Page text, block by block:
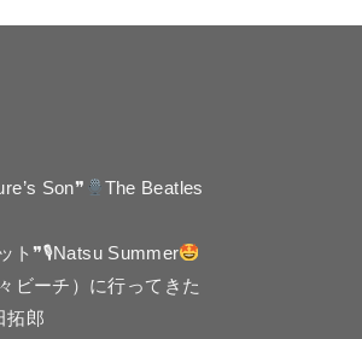
Son❞ The Beatles
ト❞🎙Natsu Summer
々ビーチ）に行ってきた
拓郎